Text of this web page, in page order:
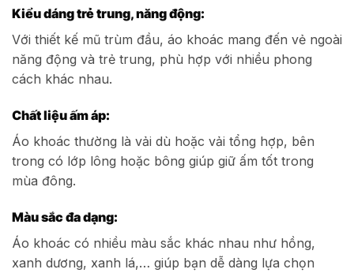
Kiểu dáng trẻ trung, năng động:
Với thiết kế mũ trùm đầu, áo khoác mang đến vẻ ngoài
năng động và trẻ trung, phù hợp với nhiều phong
cách khác nhau.
Chất liệu ấm áp:
Áo khoác thường là vải dù hoặc vải tổng hợp, bên
trong có lớp lông hoặc bông giúp giữ ấm tốt trong
mùa đông.
Màu sắc đa dạng:
Áo khoác có nhiều màu sắc khác nhau như hồng,
xanh dương, xanh lá,… giúp bạn dễ dàng lựa chọn